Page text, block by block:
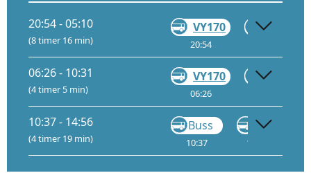
20:54 - 05:10
(8 timer 16 min)
VY170
20:54
Gå
06:26 - 10:31
(4 timer 5 min)
VY170
06:26
Gå
10:37 - 14:56
(4 timer 19 min)
Buss
10:37
Buss
12:35